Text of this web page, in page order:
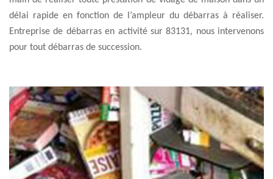
délai rapide en fonction de l’ampleur du débarras à réaliser.
Entreprise de débarras en activité sur 83131, nous intervenons
pour tout débarras de succession.